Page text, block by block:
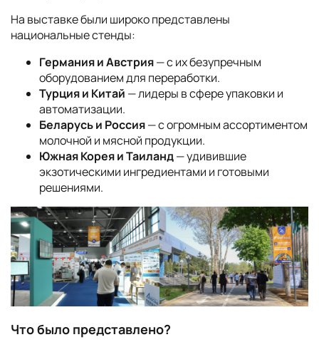
На выставке были широко представлены
национальные стенды:
Германия и Австрия— с их безупречным
оборудованием для переработки.
Турция и Китай — лидеры в сфере упаковки и
автоматизации.
Беларусь и Россия— с огромным ассортиментом
молочной и мясной продукции.
Южная Корея и Таиланд— удивившие
экзотическими ингредиентами и готовыми
решениями.
Что было представлено?